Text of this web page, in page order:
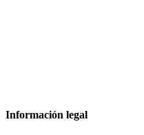
Información legal